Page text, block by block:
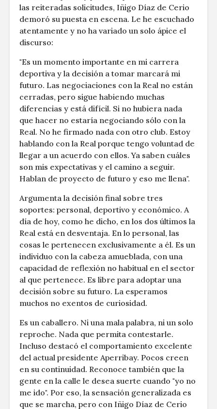
las reiteradas solicitudes, Iñigo Díaz de Cerio
demoró su puesta en escena. Le he escuchado
atentamente y no ha variado un solo ápice el
discurso:
"Es un momento importante en mi carrera
deportiva y la decisión a tomar marcará mi
futuro. Las negociaciones con la Real no están
cerradas, pero sigue habiendo muchas
diferencias y está difícil. Si no hubiera nada
que hacer no estaría negociando sólo con la
Real. No he firmado nada con otro club. Estoy
hablando con la Real porque tengo voluntad de
llegar a un acuerdo con ellos. Ya saben cuáles
son mis expectativas y el camino a seguir.
Hablan de proyecto de futuro y eso me llena".
Argumenta la decisión final sobre tres
soportes: personal, deportivo y económico. A
día de hoy, como he dicho, en los dos últimos la
Real está en desventaja. En lo personal, las
cosas le pertenecen exclusivamente a él. Es un
individuo con la cabeza amueblada, con una
capacidad de reflexión no habitual en el sector
al que pertenece. Es libre para adoptar una
decisión sobre su futuro. La esperamos
muchos no exentos de curiosidad.
Es un caballero. Ni una mala palabra, ni un solo
reproche. Nada que permita contestarle.
Incluso destacó el comportamiento excelente
del actual presidente Aperribay. Pocos creen
en su continuidad. Reconoce también que la
gente en la calle le desea suerte cuando "yo no
me ido". Por eso, la sensación generalizada es
que se marcha, pero con Iñigo Díaz de Cerio